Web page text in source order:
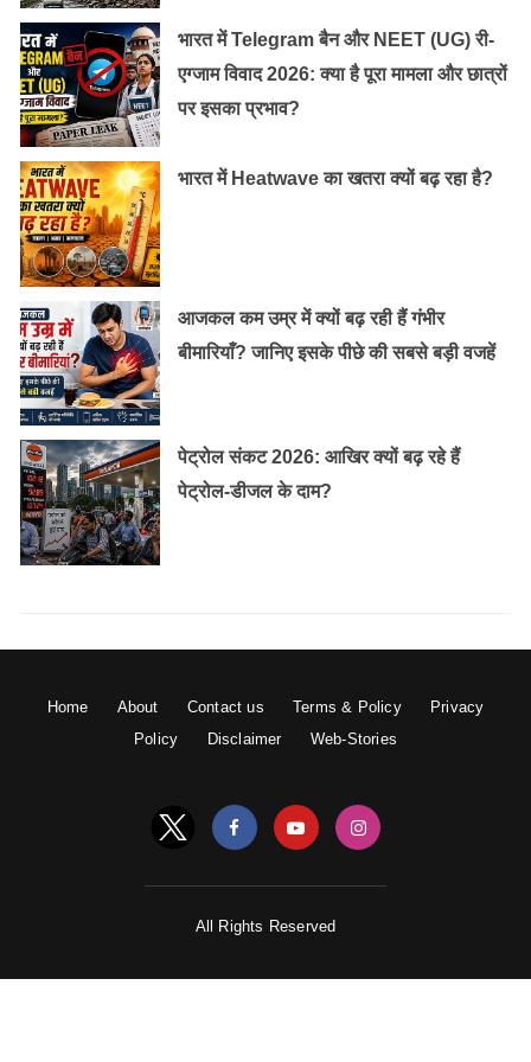
मिलता है।
नींबू के छिलके को पीसकर, इसका लेप माथे पर लगाने से माइग्रेन में
होने वाले सिरदर्द से राहत मिलती है और माइग्रेन ठीक होता है।
साथ ही शरीर में होने वाली बेचैनी और जलन से भी आराम मिलता
है।
हरी पत्‍तेदार सब्‍जियां:
हरी पत्‍तेदार सब्‍जियां इन सब्‍जियों में मैग्निशियम अधिक होता है। यह
रसायन माइग्रेन के दर्द को तुरंत गायब कर देगा। साबुत अनाज,
समुंद्री जीव और गेहूं आदि में बहुत मैग्निशियम होता है।
अलसी का बीज:
सूजन को कम करती हैं।
तत्‍व माइग्रेन का दर्द पैदा करने वाली सनसनाहट को कम करते हैं।
भारत में Telegram बैन और NEET (UG) री-
एग्जाम विवाद 2026: क्या है पूरा मामला और छात्रों
पर इसका प्रभाव?
भारत में Heatwave का खतरा क्यों बढ़ रहा है?
आजकल कम उम्र में क्यों बढ़ रही हैं गंभीर
बीमारियाँ? जानिए इसके पीछे की सबसे बड़ी वजहें
पेट्रोल संकट 2026: आखिर क्यों बढ़ रहे हैं
पेट्रोल-डीजल के दाम?
Home About Contact us Terms & Policy
Privacy
Policy
Disclaimer Web-Stories
All Rights Reserved